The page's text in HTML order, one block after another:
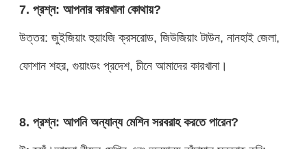
7. প্রশ্ন: আপনার কারখানা কোথায়?
উত্তর: জুইজিয়াং হুয়াংজি ক্রসরোড, জিউজিয়াং টাউন, নানহাই জেলা,
ফোশান শহর, গুয়াংডং প্রদেশ, চীনে আমাদের কারখানা।
8. প্রশ্ন: আপনি অন্যান্য মেশিন সরবরাহ করতে পারেন?